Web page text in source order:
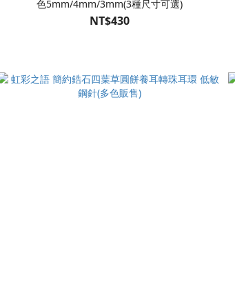
色5mm/4mm/3mm(3種尺寸可選)
NT$430